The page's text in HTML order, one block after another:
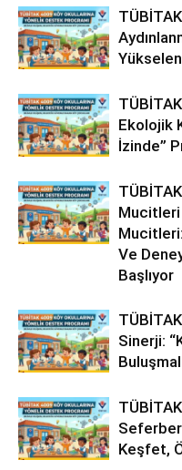
Ekolojik
İzinde”
Mucitleri
Ve
Başlıyor
Sinerji:
Keşfet,